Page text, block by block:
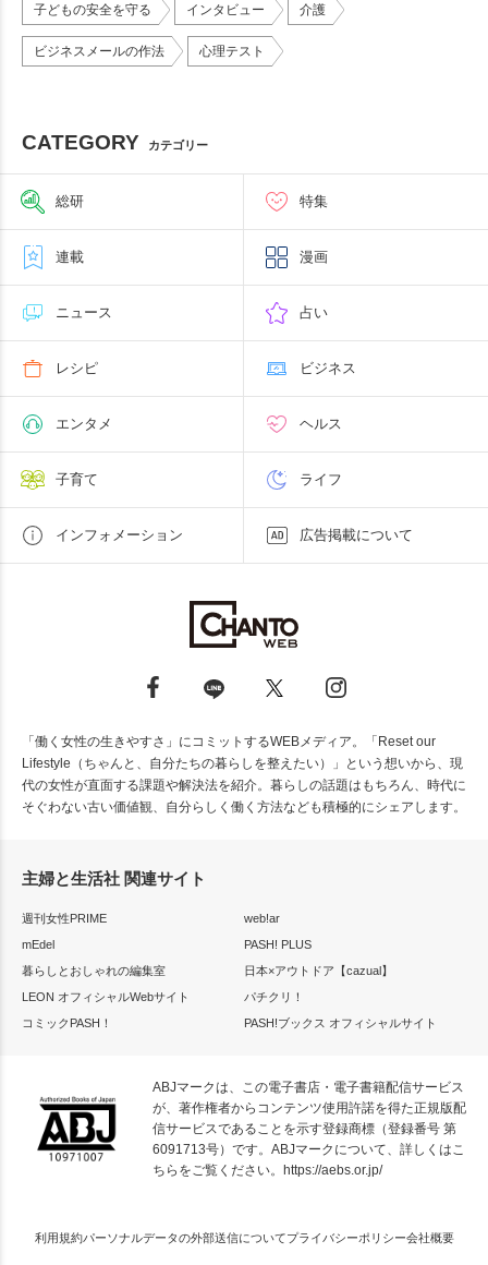
子どもの安全を守る インタビュー 介護
ビジネスメールの作法 心理テスト
CATEGORY カテゴリー
総研 特集
連載 漫画
ニュース 占い
レシピ ビジネス
エンタメ ヘルス
子育て ライフ
インフォメーション 広告掲載について
「働く女性の生きやすさ」にコミットするWEBメディア。「Reset our
Lifestyle（ちゃんと、自分たちの暮らしを整えたい）」という想いから、現
代の女性が直面する課題や解決法を紹介。暮らしの話題はもちろん、時代に
そぐわない古い価値観、自分らしく働く方法なども積極的にシェアします。
主婦と生活社 関連サイト
週刊女性PRIME
web!ar
mEdel
PASH! PLUS
暮らしとおしゃれの編集室
日本×アウトドア【cazual】
LEON オフィシャルWebサイト
パチクリ！
コミックPASH！
PASH!ブックス オフィシャルサイト
ABJマークは、この電子書店・電子書籍配信サービス
が、著作権者からコンテンツ使用許諾を得た正規版配
信サービスであることを示す登録商標（登録番号 第
6091713号）です。ABJマークについて、詳しくはこ
ちらをご覧ください。
https://aebs.or.jp/
利用規約パーソナルデータの外部送信についてプライバシーポリシー会社概要